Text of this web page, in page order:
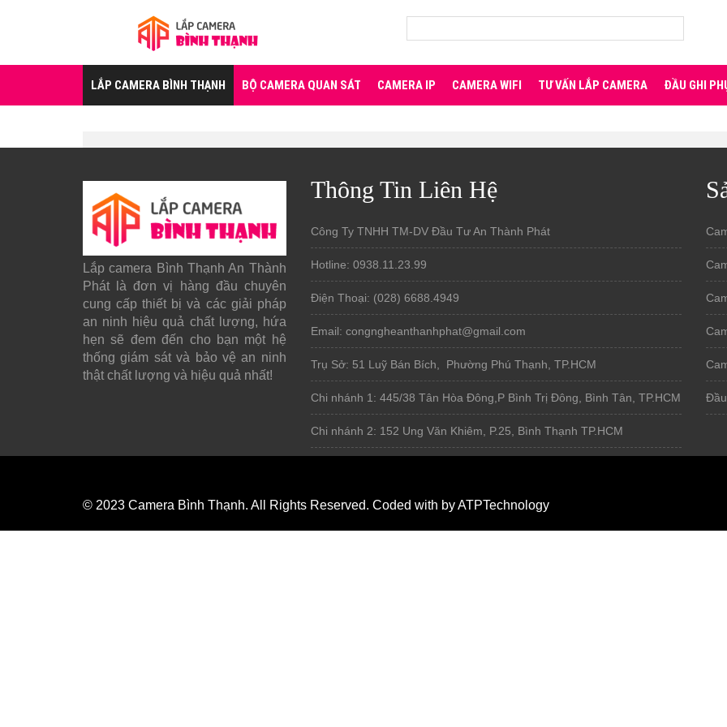
LẮP CAMERA BÌNH THẠNH BỘ CAMERA QUAN SÁT CAMERA IP CAMERA WIFI TƯ VẤN LẮP CAMERA ĐẦU GHI
Lắp camera Bình Thạnh An Thành
Phát là đơn vị hàng đầu chuyên
cung cấp thiết bị và các giải pháp
an ninh hiệu quả chất lượng, hứa
hẹn sẽ đem đến cho bạn một hệ
thống giám sát và bảo vệ an ninh
thật chất lượng và hiệu quả nhất!
Thông Tin Liên Hệ
Công Ty TNHH TM-DV Đầu Tư An Thành Phát
Hotline: 0938.11.23.99
Điện Thoại: (028) 6688.4949
Email: congngheanthanhphat@gmail.com
Trụ Sở: 51 Luỹ Bán Bích, Phường Phú Thạnh, TP.HCM
Chi nhánh 1: 445/38 Tân Hòa Đông,P Bình Trị Đông, Bình Tân, TP.HCM
Chi nhánh 2: 152 Ung Văn Khiêm, P.25, Bình Thạnh TP.HCM
© 2023 Camera Bình Thạnh. All Rights Reserved. Coded with by ATPTechnology